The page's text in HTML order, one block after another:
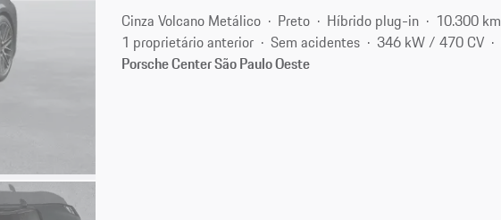
Cinza Volcano Metálico Preto Híbrido plug-in 10.300 km
1 proprietário anterior
Sem acidentes 346 kW / 470 CV
Porsche Center São Paulo Oeste